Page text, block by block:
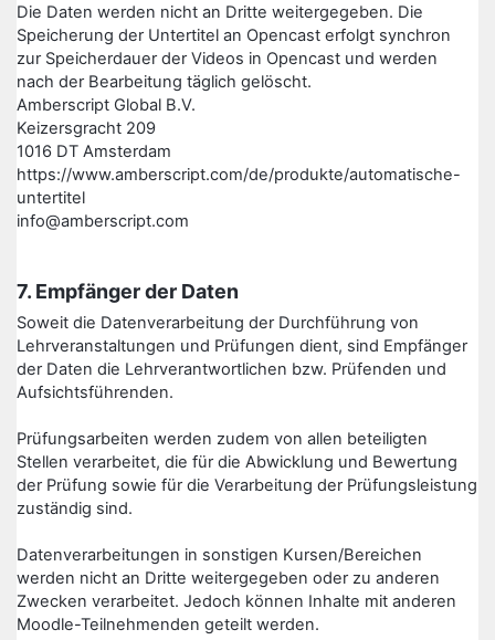
Die Daten werden nicht an Dritte weitergegeben. Die
Speicherung der Untertitel an Opencast erfolgt synchron
zur Speicherdauer der Videos in Opencast und werden
nach der Bearbeitung täglich gelöscht.
Amberscript Global B.V.
Keizersgracht 209
1016 DT Amsterdam
https://www.amberscript.com/de/produkte/automatische-
untertitel
info@amberscript.com
7. Empfänger der Daten
Soweit die Datenverarbeitung der Durchführung von
Lehrveranstaltungen und Prüfungen dient, sind Empfänger
der Daten die Lehrverantwortlichen bzw. Prüfenden und
Aufsichtsführenden.
Prüfungsarbeiten werden zudem von allen beteiligten
Stellen verarbeitet, die für die Abwicklung und Bewertung
der Prüfung sowie für die Verarbeitung der Prüfungsleistung
zuständig sind.
Datenverarbeitungen in sonstigen Kursen/Bereichen
werden nicht an Dritte weitergegeben oder zu anderen
Zwecken verarbeitet. Jedoch können Inhalte mit anderen
Moodle-Teilnehmenden geteilt werden.